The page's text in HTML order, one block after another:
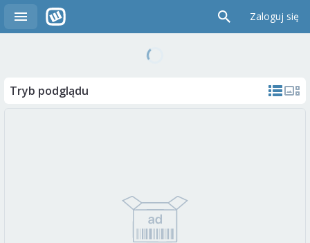
Zaloguj się
Tryb podglądu